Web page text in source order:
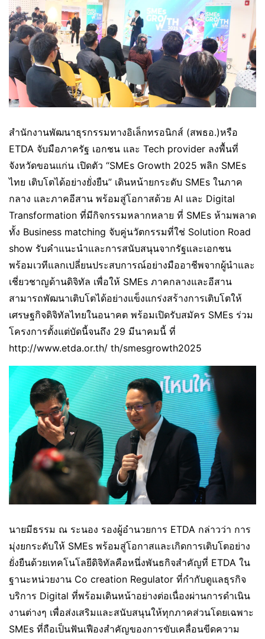
สำนักงานพัฒนาธุรกรรมทางอิเล็กทรอนิกส์ (สพธอ.)หรือ
ETDA จับมือภาครัฐ เอกชน และ Tech provider ลงพื้นที่
จังหวัดขอนแก่น เปิดตัว “SMEs Growth 2025 พลิก SMEs
ไทย เติบโตได้อย่างยั่งยืน” เดินหน้ายกระดับ SMEs ในภาค
กลาง และภาคอีสาน พร้อมสู่โอกาสด้วย AI และ Digital
Transformation ที่มีกิจกรรมหลากหลาย ที่ SMEs ห้ามพลาด
ทั้ง Business matching จับคู่นวัตกรรมที่ใช่ Solution Road
show รับคำแนะนำและการสนับสนุนจากรัฐและเอกชน
พร้อมเวทีแลกเปลี่ยนประสบการณ์อย่างมืออาชีพจากผู้นำและ
เชี่ยวชาญด้านดิจิทัล เพื่อให้ SMEs ภาคกลางและอีสาน
สามารถพัฒนาเติบโตได้อย่างแข็งแกร่งสร้างการเติบโตให้
เศรษฐกิจดิจิทัลไทยในอนาคต พร้อมเปิดรับสมัคร SMEs ร่วม
โครงการตั้งแต่บัดนี้จนถึง 29 มีนาคมนี้ ที่
http://www.etda.or.th/ th/smesgrowth2025
นายมีธรรม ณ ระนอง รองผู้อำนวยการ ETDA กล่าวว่า การ
มุ่งยกระดับให้ SMEs พร้อมสู่โอกาสและเกิดการเติบโตอย่าง
ยั่งยืนด้วยเทคโนโลยีดิจิทัลคือหนึ่งพันธกิจสำคัญที่ ETDA ใน
ฐานะหน่วยงาน Co creation Regulator ที่กำกับดูแลธุรกิจ
บริการ Digital ที่พร้อมเดินหน้าอย่างต่อเนื่องผ่านการดำเนิน
งานต่างๆ เพื่อส่งเสริมและสนับสนุนให้ทุกภาคส่วนโดยเฉพาะ
SMEs ที่ถือเป็นฟันเฟืองสำคัญของการขับเคลื่อนขีดความ